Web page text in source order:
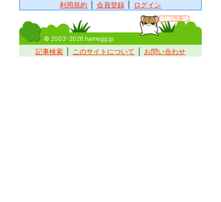
利用規約
会員登録 ログイン
© 2003-2026 hamegg.jp
記事検索 このサイトについて お問い合わせ